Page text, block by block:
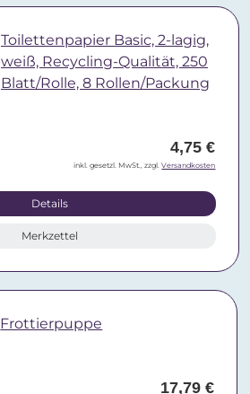
Toilettenpapier Basic, 2-lagig,
weiß, Recycling-Qualität, 250
Blatt/Rolle, 8 Rollen/Packung
4,75 €
inkl. gesetzl. MwSt., zzgl.Versandkosten
Details
Merkzettel
Frottierpuppe
17,79 €